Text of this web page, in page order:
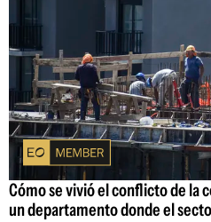
Cómo se vivió el conflicto de la
un departamento donde el